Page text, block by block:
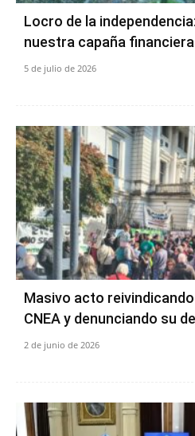
Locro de la
nuestra capaña financiera
5 de julio de 2026
Masivo acto
CNEA y denunciando su
2 de junio de 2026